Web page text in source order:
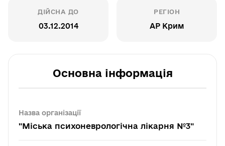
ДІЙСНА ДО
03.12.2014
РЕГІОН
АР Крим
Основна інформація
Назва організації
"Міська психоневрологічна лікарня №3"